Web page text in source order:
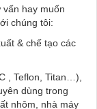
hay muốn
chúng tôi:
& chế tạo các
Teflon, Titan…),
dùng trong
nhôm, nhà máy